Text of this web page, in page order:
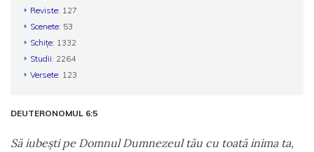
Reviste: 127
Scenete: 53
Schițe: 1332
Studii: 2264
Versete: 123
DEUTERONOMUL 6:5
Să iubeşti pe Domnul Dumnezeul tău cu toată inima ta,